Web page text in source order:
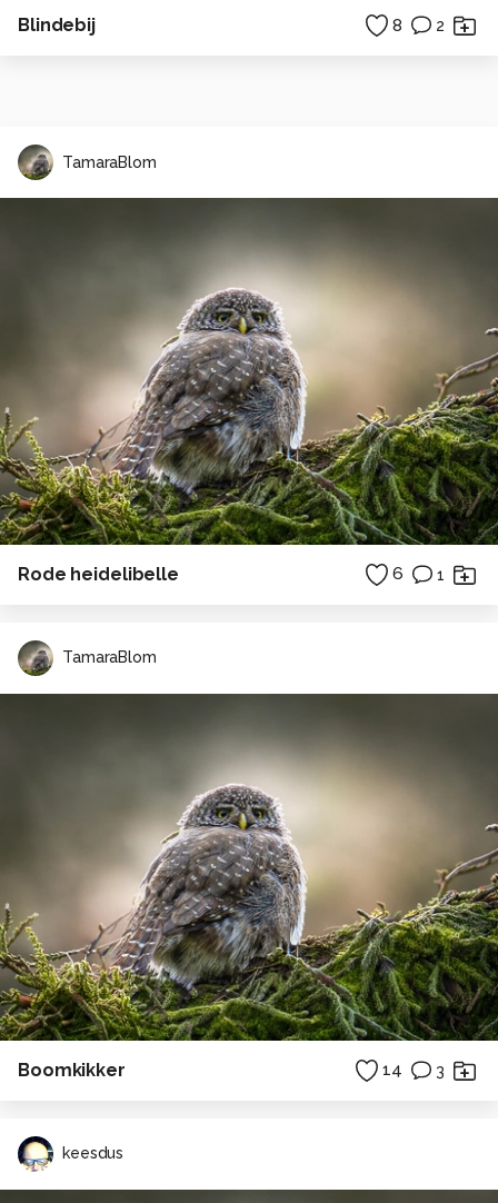
Blindebij 8 2
TamaraBlom
Rode heidelibelle 6 1
TamaraBlom
Boomkikker 14 3
keesdus